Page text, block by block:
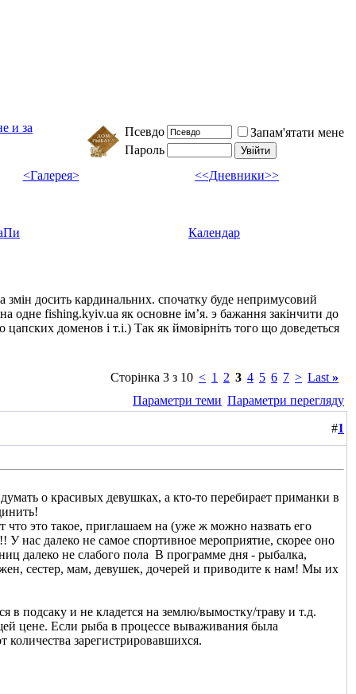
и за
Псевдо
Запам'ятати мене
Пароль
<Галерея> <<Дневники>>
Календар
змін досить кардинальних. спочатку буде непримусовий
одне fishing.kyiv.ua як основне імʼя. э бажання закінчити до
доменов і т.і.) Так як ймовірніть того що доведеться
Сторінка 3 з 10 < 1 2 3 4 5 6 7 > Last »
Параметри теми Параметри перегляду
#1
о красивых девушках, а кто-то перебирает приманки в
это такое, приглашаем на (уже ж можно назвать его
У нас далеко не самое спортивное мероприятие, скорее оно
далеко не слабого пола В программе дня - рыбалка,
сестер, мам, девушек, дочерей и приводите к нам! Мы их
и не кладется на землю/вымостку/траву и т.д.
цене. Если рыба в процессе вываживания была
зарегистрировавшихся.